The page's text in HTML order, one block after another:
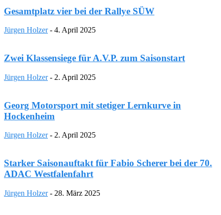
Gesamtplatz vier bei der Rallye SÜW
Jürgen Holzer - 4. April 2025
Zwei Klassensiege für A.V.P. zum Saisonstart
Jürgen Holzer - 2. April 2025
Georg Motorsport mit stetiger Lernkurve in
Hockenheim
Jürgen Holzer - 2. April 2025
Starker Saisonauftakt für Fabio Scherer bei der 70.
ADAC Westfalenfahrt
Jürgen Holzer - 28. März 2025